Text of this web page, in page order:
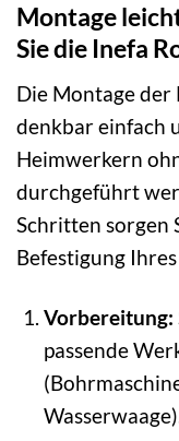
Montage
Sie die Inefa
Die Montage der
denkbar einfach
Heimwerkern
durchgeführt
Schritten sorgen
Befestigung
Vorbereitung:
passende